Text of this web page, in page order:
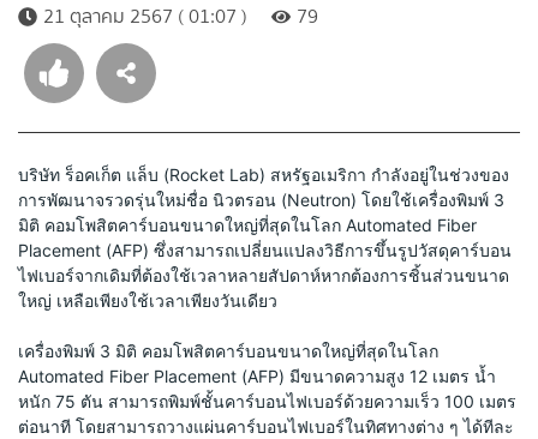
21 ตุลาคม 2567 ( 01:07 )
79
บริษัท ร็อคเก็ต แล็บ (Rocket Lab) สหรัฐอเมริกา กำลังอยู่ในช่วงของ
การพัฒนาจรวดรุ่นใหม่ชื่อ นิวตรอน (Neutron) โดยใช้เครื่องพิมพ์ 3
มิติ คอมโพสิตคาร์บอนขนาดใหญ่ที่สุดในโลก Automated Fiber
Placement (AFP) ซึ่งสามารถเปลี่ยนแปลงวิธีการขึ้นรูปวัสดุคาร์บอน
ไฟเบอร์จากเดิมที่ต้องใช้เวลาหลายสัปดาห์หากต้องการชิ้นส่วนขนาด
ใหญ่ เหลือเพียงใช้เวลาเพียงวันเดียว
เครื่องพิมพ์ 3 มิติ คอมโพสิตคาร์บอนขนาดใหญ่ที่สุดในโลก
Automated Fiber Placement (AFP) มีขนาดความสูง 12 เมตร น้ำ
หนัก 75 ตัน สามารถพิมพ์ชั้นคาร์บอนไฟเบอร์ด้วยความเร็ว 100 เมตร
ต่อนาที โดยสามารถวางแผ่นคาร์บอนไฟเบอร์ในทิศทางต่าง ๆ ได้ทีละ